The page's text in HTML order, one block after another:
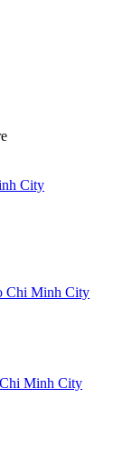
City
Chi Minh City
Minh City